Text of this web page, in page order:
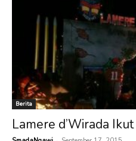
Berita
Lamere d’Wirada